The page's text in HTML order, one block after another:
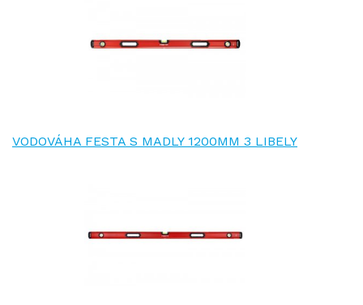
VODOVÁHA FESTA S MADLY 1200MM 3 LIBELY